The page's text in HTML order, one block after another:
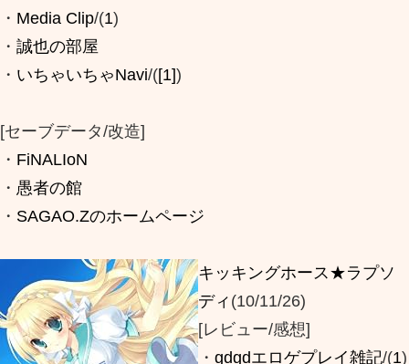
・ Media Clip/(1)
・ 誠也の部屋
・ いちゃいちゃNavi/([1])
[セーブデータ/改造]
・ FiNALIoN
・ 愚者の館
・ SAGAO.Zのホームページ
キッキングホース★ラプソ
ディ (10/11/26)
[レビュー/感想]
・ gdgdエロゲプレイ雑記/(1)